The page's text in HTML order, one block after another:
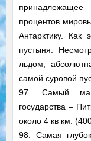
процентов
Антарктику. Как
пустыня.
льдом,
самой суровой
97. Самый
государства –
около 4 кв км.
98. Самая